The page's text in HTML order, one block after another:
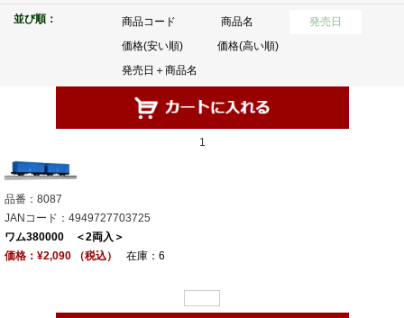
並び順： 商品コード 商品名
発売日
価格(安い順)
価格(高い順)
発売日＋商品名
1
品番：8087
JANコード：4949727703725
ワム380000 ＜2両入＞
価格：¥2,090 （税込）
在庫：6